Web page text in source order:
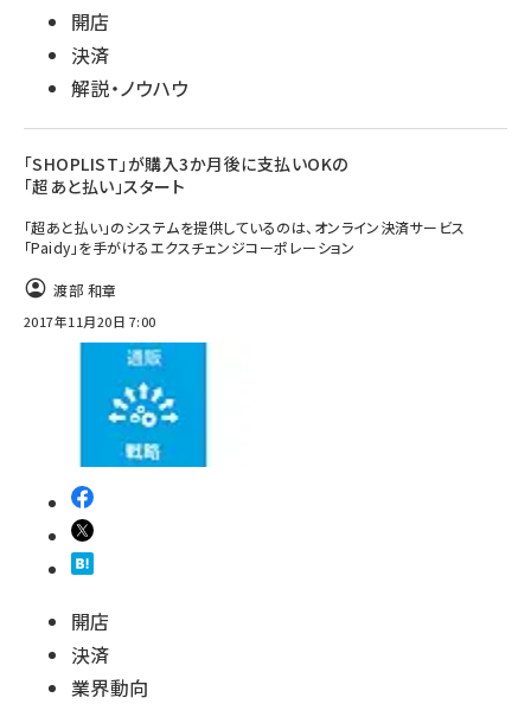
開店
決済
解説・ノウハウ
「SHOPLIST」が購入3か月後に支払いOKの
「超あと払い」スタート
「超あと払い」のシステムを提供しているのは、オンライン決済サービス
「Paidy」を手がけるエクスチェンジコーポレーション
渡部 和章
2017年11月20日 7:00
開店
決済
業界動向